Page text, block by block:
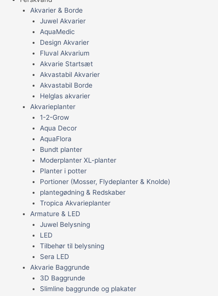
Akvarier & Borde
Juwel Akvarier
AquaMedic
Design Akvarier
Fluval Akvarium
Akvarie Startsæt
Akvastabil Akvarier
Akvastabil Borde
Helglas akvarier
Akvarieplanter
1-2-Grow
Aqua Decor
AquaFlora
Bundt planter
Moderplanter XL-planter
Planter i potter
Portioner (Mosser, Flydeplanter & Knolde)
plantegødning & Redskaber
Tropica Akvarieplanter
Armature & LED
Juwel Belysning
LED
Tilbehør til belysning
Sera LED
Akvarie Baggrunde
3D Baggrunde
Slimline baggrunde og plakater